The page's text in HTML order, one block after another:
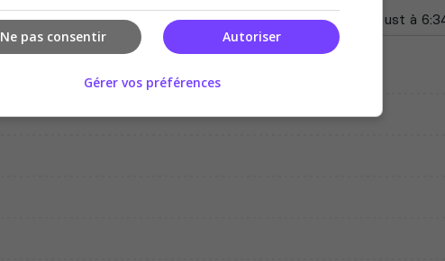
Autoriser
Ne pas consentir
Gérer vos préférences